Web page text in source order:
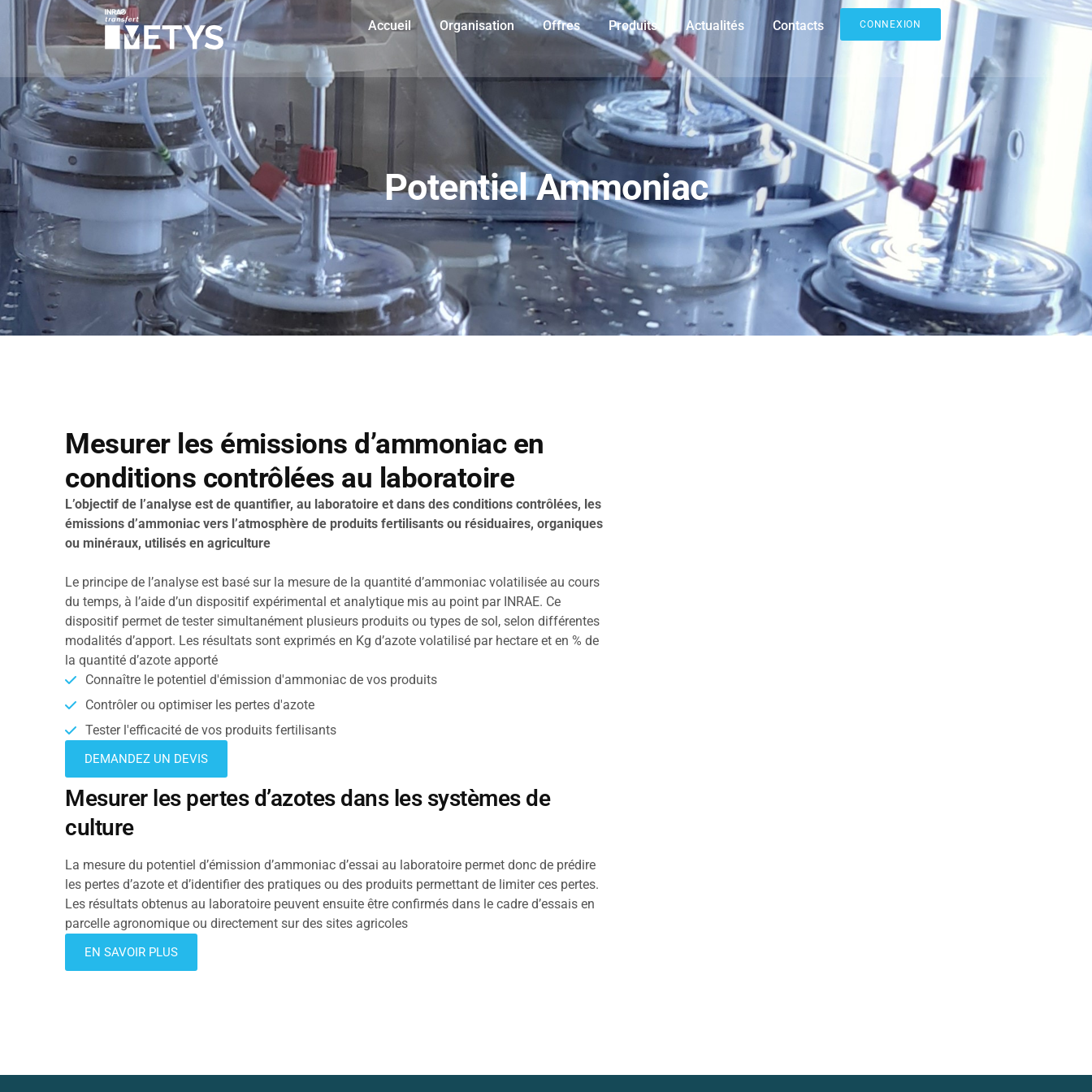
Accueil Organisation Offres Produits Actualités Contacts CONNEXION
Potentiel Ammoniac
Mesurer les émissions d’ammoniac en
conditions contrôlées au laboratoire
L’objectif de l’analyse est de quantifier, au laboratoire et dans des conditions contrôlées, les
émissions d’ammoniac vers l’atmosphère de produits fertilisants ou résiduaires, organiques
ou minéraux, utilisés en agriculture
Le principe de l’analyse est basé sur la mesure de la quantité d’ammoniac volatilisée au cours
du temps, à l’aide d’un dispositif expérimental et analytique mis au point par INRAE. Ce
dispositif permet de tester simultanément plusieurs produits ou types de sol, selon différentes
modalités d’apport. Les résultats sont exprimés en Kg d’azote volatilisé par hectare et en % de
la quantité d’azote apporté
Connaître le potentiel d'émission d'ammoniac de vos produits
Contrôler ou optimiser les pertes d'azote
Tester l'efficacité de vos produits fertilisants
DEMANDEZ UN DEVIS
Mesurer les pertes d’azotes dans les systèmes de
culture
La mesure du potentiel d’émission d’ammoniac d’essai au laboratoire permet donc de prédire
les pertes d’azote et d’identifier des pratiques ou des produits permettant de limiter ces pertes.
Les résultats obtenus au laboratoire peuvent ensuite être confirmés dans le cadre d’essais en
parcelle agronomique ou directement sur des sites agricoles
EN SAVOIR PLUS